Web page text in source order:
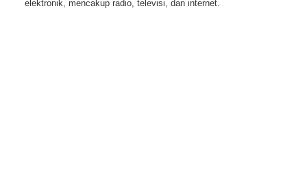
elektronik, mencakup radio, televisi, dan internet.